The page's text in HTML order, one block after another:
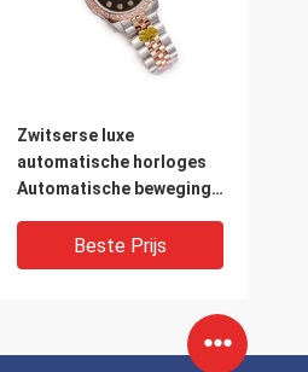
Zwitserse luxe
automatische horloges
Automatische beweging
Beste Prijs